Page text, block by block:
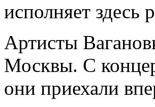
исполняет здесь
Артисты
Москвы. С
они приехали